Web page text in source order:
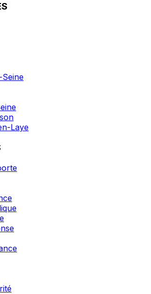
Laye